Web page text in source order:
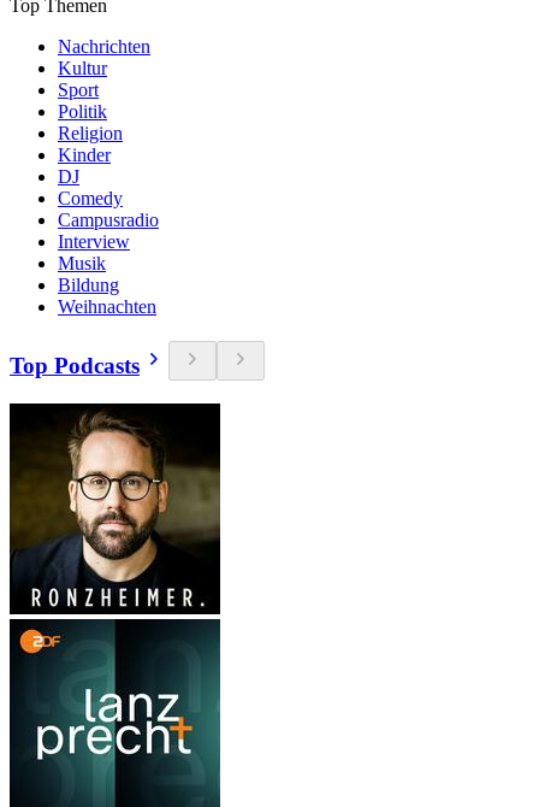
Top Themen
Nachrichten
Kultur
Sport
Politik
Religion
Kinder
DJ
Comedy
Campusradio
Interview
Musik
Bildung
Weihnachten
Top Podcasts